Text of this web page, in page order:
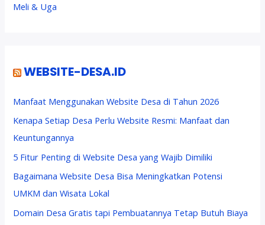
Meli & Uga
WEBSITE-DESA.ID
Manfaat Menggunakan Website Desa di Tahun 2026
Kenapa Setiap Desa Perlu Website Resmi: Manfaat dan
Keuntungannya
5 Fitur Penting di Website Desa yang Wajib Dimiliki
Bagaimana Website Desa Bisa Meningkatkan Potensi
UMKM dan Wisata Lokal
Domain Desa Gratis tapi Pembuatannya Tetap Butuh Biaya